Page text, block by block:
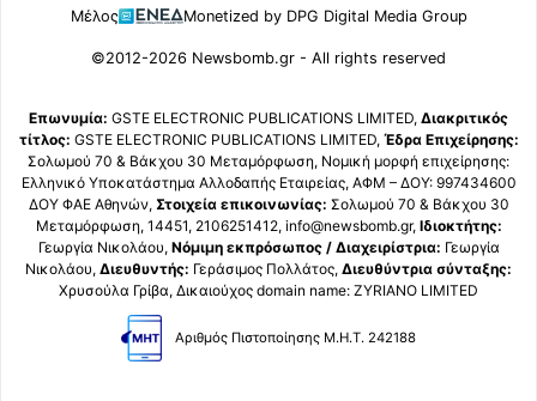
Μέλος Monetized by DPG Digital Media Group
©2012-2026 Newsbomb.gr - All rights reserved
Επωνυμία: GSTE ELECTRONIC PUBLICATIONS LIMITED, Διακριτικός
τίτλος: GSTE ELECTRONIC PUBLICATIONS LIMITED, Έδρα Επιχείρησης:
Σολωμού 70 & Βάκχου 30 Μεταμόρφωση, Νομική μορφή επιχείρησης:
Ελληνικό Υποκατάστημα Αλλοδαπής Εταιρείας, ΑΦΜ – ΔΟΥ: 997434600
ΔΟΥ ΦΑΕ Αθηνών, Στοιχεία επικοινωνίας: Σολωμού 70 & Βάκχου 30
Μεταμόρφωση, 14451, 2106251412, info@newsbomb.gr, Ιδιοκτήτης:
Γεωργία Νικολάου, Νόμιμη εκπρόσωπος / Διαχειρίστρια: Γεωργία
Νικολάου, Διευθυντής: Γεράσιμος Πολλάτος, Διευθύντρια σύνταξης:
Χρυσούλα Γρίβα, Δικαιούχος domain name: ZYRIANO LIMITED
Αριθμός Πιστοποίησης Μ.Η.Τ. 242188